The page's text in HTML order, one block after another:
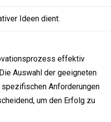
Ideen dient.
effektiv
Auswahl der geeigneten
Anforderungen
um den Erfolg zu